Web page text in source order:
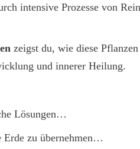
intensive Prozesse von
zeigst du, wie diese Pflanzen
und innerer Heilung.
Lösungen…
Erde zu übernehmen…